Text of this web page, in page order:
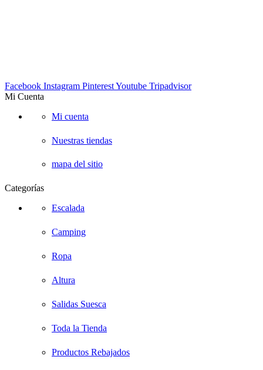
Facebook Instagram PinterestYoutube Tripadvisor
Mi Cuenta
Mi cuenta
Nuestras tiendas
mapa del sitio
Categorías
Escalada
Camping
Ropa
Altura
Salidas Suesca
Toda la Tienda
Productos Rebajados